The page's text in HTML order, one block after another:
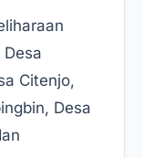
Citenjo,
Desa